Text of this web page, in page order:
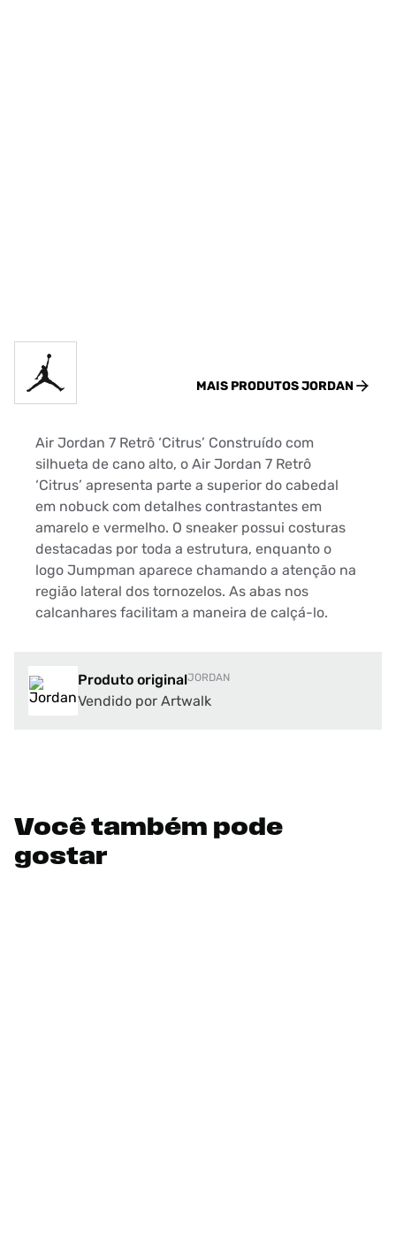
MAIS PRODUTOSJORDAN
Air Jordan 7 Retrô ‘Citrus’ Construído com
silhueta de cano alto, o Air Jordan 7 Retrô
‘Citrus’ apresenta parte a superior do cabedal
em nobuck com detalhes contrastantes em
amarelo e vermelho. O sneaker possui costuras
destacadas por toda a estrutura, enquanto o
logo Jumpman aparece chamando a atenção na
região lateral dos tornozelos. As abas nos
calcanhares facilitam a maneira de calçá-lo.
Produto originalJORDAN
Vendido por Artwalk
Você também pode
gostar